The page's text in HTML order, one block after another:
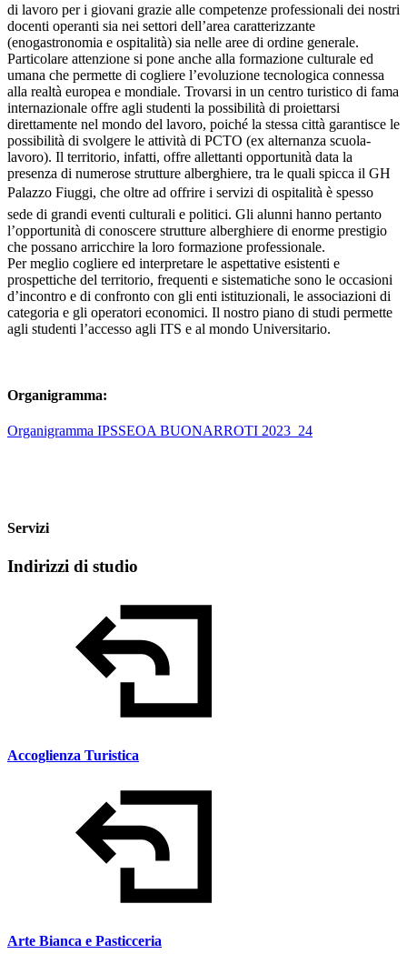
di lavoro per i giovani grazie alle competenze professionali dei nostri
docenti operanti sia nei settori dell’area caratterizzante
(enogastronomia e ospitalità) sia nelle aree di ordine generale.
Particolare attenzione si pone anche alla formazione culturale ed
umana che permette di cogliere l’evoluzione tecnologica connessa
alla realtà europea e mondiale. Trovarsi in un centro turistico di fama
internazionale offre agli studenti la possibilità di proiettarsi
direttamente nel mondo del lavoro, poiché la stessa città garantisce le
possibilità di svolgere le attività di PCTO (ex alternanza scuola-
lavoro). Il territorio, infatti, offre allettanti opportunità data la
presenza di numerose strutture alberghiere, tra le quali spicca il GH
Palazzo Fiuggi, che oltre ad offrire i servizi di ospitalità è spesso
sede di grandi eventi culturali e politici. Gli alunni hanno pertanto
l’opportunità di conoscere strutture alberghiere di enorme prestigio
che possano arricchire la loro formazione professionale.
Per meglio cogliere ed interpretare le aspettative esistenti e
prospettiche del territorio, frequenti e sistematiche sono le occasioni
d’incontro e di confronto con gli enti istituzionali, le associazioni di
categoria e gli operatori economici. Il nostro piano di studi permette
agli studenti l’accesso agli ITS e al mondo Universitario.
Organigramma:
Organigramma IPSSEOA BUONARROTI 2023_24
Servizi
Indirizzi di studio
Accoglienza Turistica
Arte Bianca e Pasticceria